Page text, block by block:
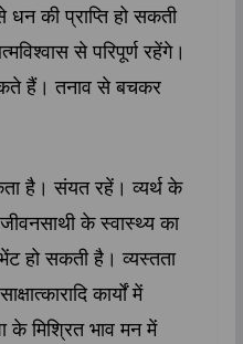
धन की प्राप्ति हो सकती
से परिपूर्ण रहेंगे।
हैं। तनाव से बचकर
है। संयत रहें। व्यर्थ के
के स्वास्थ्‍य का
हो सकती है। व्यस्तता
कार्यों में
के मिश्रित भाव मन में